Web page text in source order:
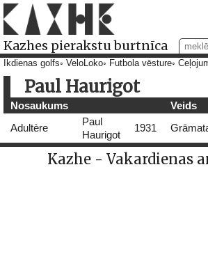
Kazhes pierakstu burtnīca
Ikdienas golfs VeloLoko Futbola vēsture
Paul Haurigot
Nosaukums Veids
Adultère
Paul
Haurigot
1931
Kazhe - Vakardienas